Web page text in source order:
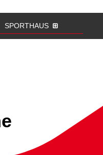
SPORTHAUS